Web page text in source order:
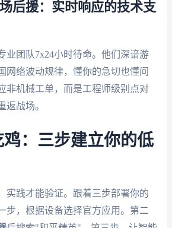
后援：实时响应的技术支
业团队7x24小时待命。他们深谙游
网络波动规律，懂你的急切也懂问
非机械工单，而是工程师级别点对
返战场。
鸡：三步建立你的低
实践才能验证。跟着三步部署你的
步，根据设备选择官方应用。第二